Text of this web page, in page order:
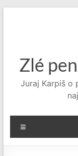
Zlé
Juraj Karpiš o